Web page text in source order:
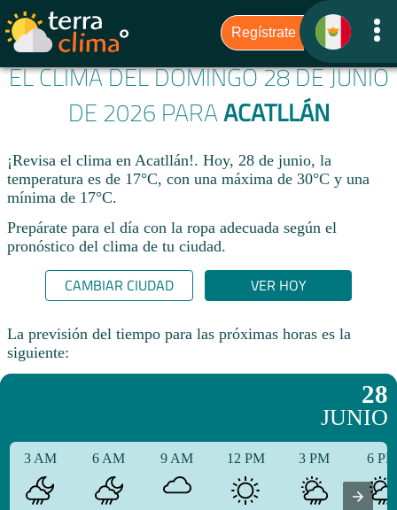
EL CLIMA DEL DOMINGO 28 DE JUNIO
DE 2026 PARAACATLLÁN
¡Revisa el clima en Acatllán!. Hoy, 28 de junio, la
temperatura es de 17°C, con una máxima de 30°C y una
mínima de 17°C.​
Prepárate para el día con la ropa adecuada según el
pronóstico del clima de tu ciudad.​
CAMBIAR CIUDAD VER HOY
La previsión del tiempo para las próximas horas es la
siguiente:
28
JUNIO
3 AM 6 AM 9 AM 12 PM 3 PM 6